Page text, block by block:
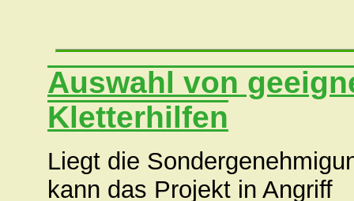
Auswahl von
Kletterhilfen
Liegt die
kann das Projekt in Angriff